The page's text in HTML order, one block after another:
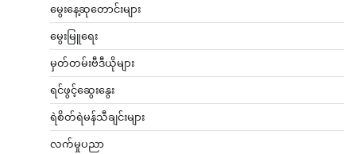
မွေးနေ့ဆုတောင်းများ
မွေးမြူရေး
မှတ်တမ်းဗီဒီယိုများ
ရင်ဖွင့်ဆွေးနွေး
ရဲစိတ်ရဲမန်သီချင်းများ
လက်မှုပညာ